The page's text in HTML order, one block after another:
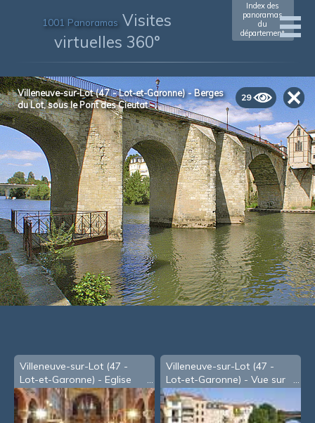
1001 Panoramas Visites
virtuelles 360°
Index des
panoramas
du
département
29
Villeneuve-sur-Lot (47 - Lot-et-Garonne) - Berges
du Lot, sous le Pont des Cieutat
Villeneuve-sur-Lot (47 -
Lot-et-Garonne) - Eglise
Sainte Catherine
Villeneuve-sur-Lot (47 -
Lot-et-Garonne) - Vue sur
le Lot depuis le pont des
Cieutat